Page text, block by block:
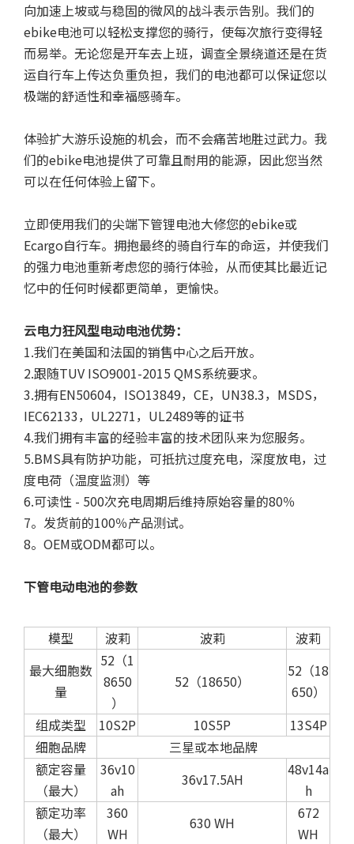
向加速上坡或与稳固的微风的战斗表示告别。我们的
ebike电池可以轻松支撑您的骑行，使每次旅行变得轻
而易举。无论您是开车去上班，调查全景绕道还是在货
运自行车上传达负重负担，我们的电池都可以保证您以
极端的舒适性和幸福感骑车。
体验扩大游乐设施的机会，而不会痛苦地胜过武力。我
们的ebike电池提供了可靠且耐用的能源，因此您当然
可以在任何体验上留下。
立即使用我们的尖端下管锂电池大修您的ebike或
Ecargo自行车。拥抱最终的骑自行车的命运，并使我们
的强力电池重新考虑您的骑行体验，从而使其比最近记
忆中的任何时候都更简单，更愉快。
云电力狂风型电动电池优势：
1.我们在美国和法国的销售中心之后开放。
2.跟随TUV ISO9001-2015 QMS系统要求。
3.拥有EN50604，ISO13849，CE，UN38.3，MSDS，
IEC62133，UL2271，UL2489等的证书
4.我们拥有丰富的经验丰富的技术团队来为您服务。
5.BMS具有防护功能，可抵抗过度充电，深度放电，过
度电荷（温度监测）等
6.可读性 - 500次充电周期后维持原始容量的80％
7。发货前的100％产品测试。
8。OEM或ODM都可以。
下管电动电池的参数
模型 波莉 波莉
波莉
最大细胞数
量
52（1
8650
）
52（18650）
52（18
650）
组成类型
10S2P 10S5P
13S4P
细胞品牌
三星或本地品牌
额定容量
（最大）
36v10
ah
36v17.5AH
48v14a
h
额定功率
（最大）
360
WH
630 WH
672
WH